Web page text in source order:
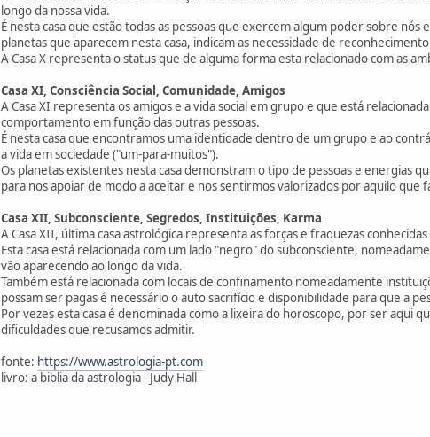
longo da nossa vida.
É nesta casa que estão todas as pessoas que exercem algum poder sobre
planetas que aparecem nesta casa, indicam as necessidade de
A Casa X representa o status que de alguma forma esta relacionado com as
Casa XI, Consciência Social, Comunidade, Amigos
A Casa XI representa os amigos e a vida social em grupo e que está
comportamento em função das outras pessoas.
É nesta casa que encontramos uma identidade dentro de um grupo e ao
a vida em sociedade ("um-para-muitos").
Os planetas existentes nesta casa demonstram o tipo de pessoas e energias
para nos apoiar de modo a aceitar e nos sentirmos valorizados por aquilo que
Casa XII, Subconsciente, Segredos, Instituições, Karma
A Casa XII, última casa astrológica representa as forças e fraquezas
Esta casa está relacionada com um lado "negro" do subconsciente,
vão aparecendo ao longo da vida.
Também está relacionada com locais de confinamento nomeadamente
possam ser pagas é necessário o auto sacrifício e disponibilidade para que a
Por vezes esta casa é denominada como a lixeira do horoscopo, por ser aqui
dificuldades que recusamos admitir.
fonte: https://www.astrologia-pt.com
livro: a biblia da astrologia - Judy Hall